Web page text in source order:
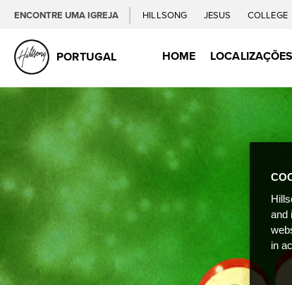
ENCONTRE UMA IGREJA HILLSONG JESUS COLLEGE
PORTUGAL HOME LOCALIZAÇÕES
and
in